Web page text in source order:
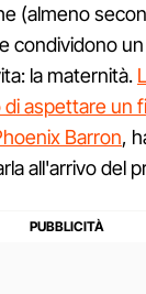
(almeno
condividono
la maternità.
aspettare un
Barron,
all'arrivo del